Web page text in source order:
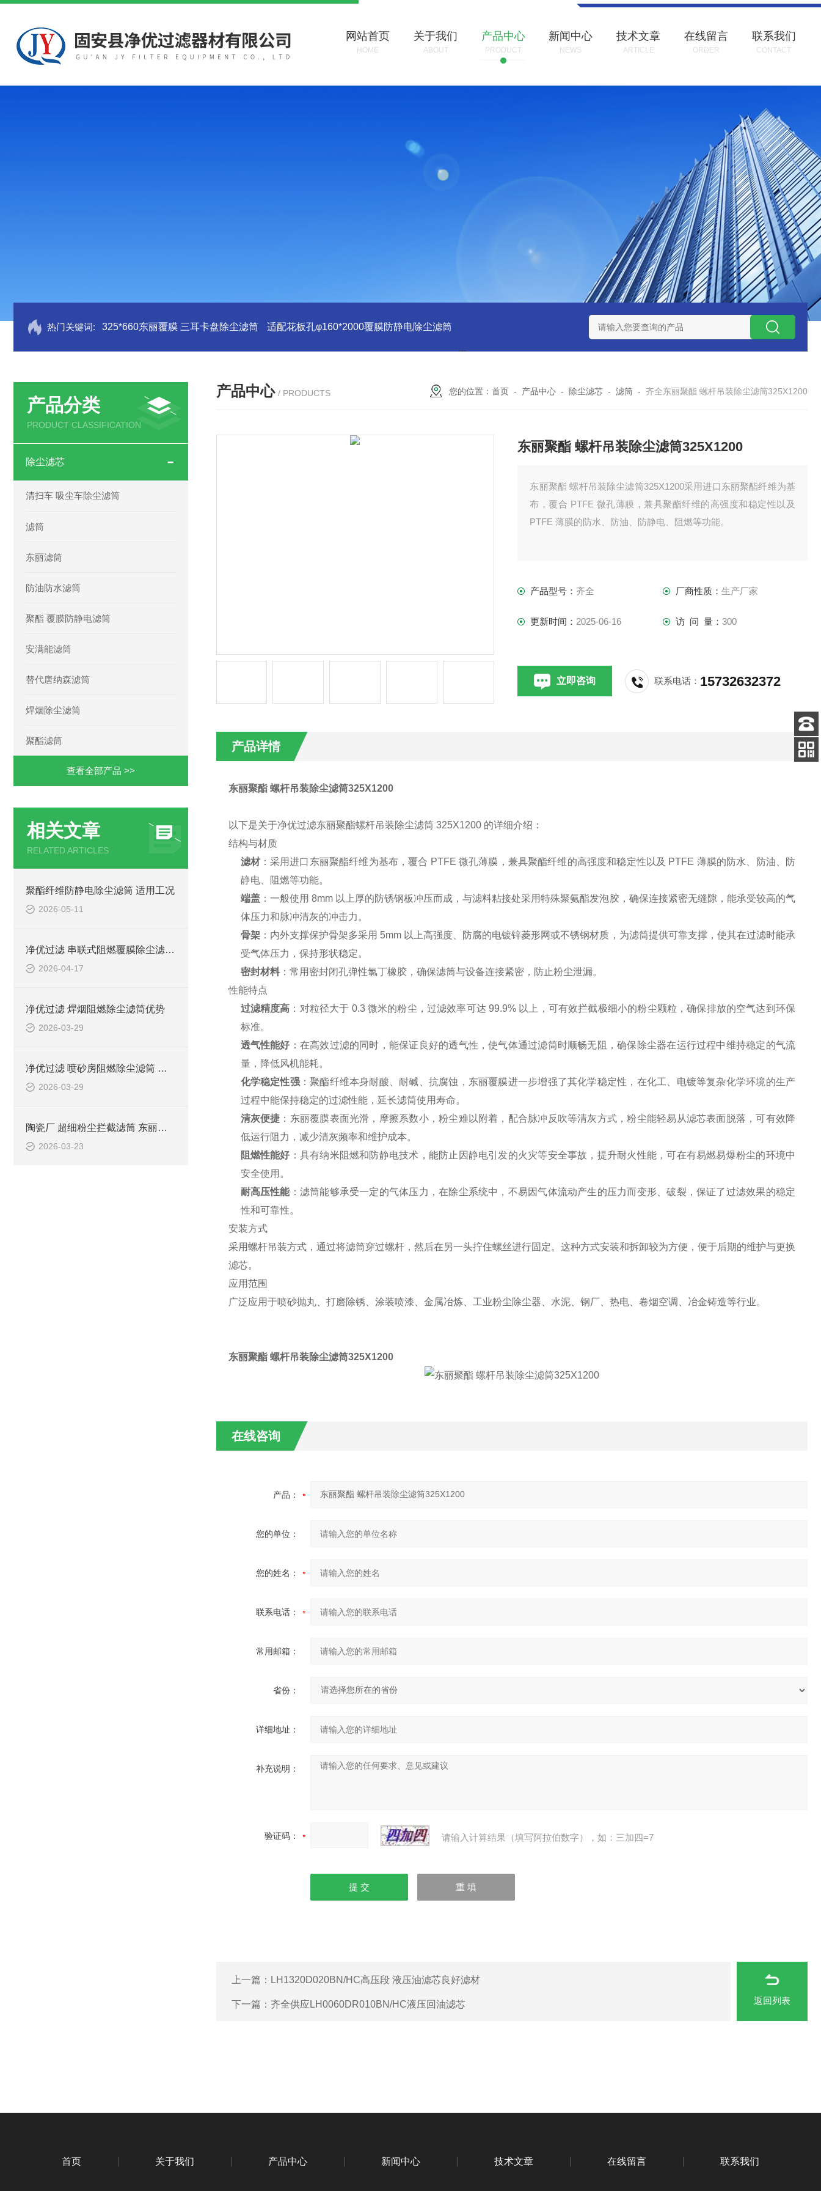
网站首页
HOME
关于我们
ABOUT
产品中心
PRODUCT
新闻中心
NEWS
技术文章
ARTICLE
在线留言
ORDER
联系我们
CONTACT
热门关键词: 325*660东丽覆膜 三耳卡盘除尘滤筒 适配花板孔φ160*2000覆膜防静电除尘滤筒 PU注胶 花板孔φ157*500防静电除尘滤芯 电焊车间 六耳快拆除尘滤筒 环保排放达
产品分类
PRODUCT CLASSIFICATION
除尘滤芯
清扫车 吸尘车除尘滤筒
滤筒
东丽滤筒
防油防水滤筒
聚酯 覆膜防静电滤筒
安满能滤筒
替代唐纳森滤筒
焊烟除尘滤筒
聚酯滤筒
查看全部产品 >>
相关文章
RELATED ARTICLES
聚酯纤维防静电除尘滤筒 适用工况
2026-05-11
净优过滤 串联式阻燃覆膜除尘滤筒介绍
2026-04-17
净优过滤 焊烟阻燃除尘滤筒优势
2026-03-29
净优过滤 喷砂房阻燃除尘滤筒 环保排放达标
2026-03-29
陶瓷厂 超细粉尘拦截滤筒 东丽覆膜滤材
2026-03-23
产品中心 / PRODUCTS 您的位置： 首页 - 产品中心 - 除尘滤芯 - 滤筒 - 齐全东丽聚酯 螺杆吊装除尘滤筒325X1200
东丽聚酯 螺杆吊装除尘滤筒325X1200
东丽聚酯 螺杆吊装除尘滤筒325X1200采用进口东丽聚酯纤维为基
布，覆合 PTFE 微孔薄膜，兼具聚酯纤维的高强度和稳定性以及
PTFE 薄膜的防水、防油、防静电、阻燃等功能。
产品型号： 齐全 厂商性质： 生产厂家
更新时间： 2025-06-16 访 问 量： 300
立即咨询 联系电话： 15732632372
产品详情
东丽聚酯 螺杆吊装除尘滤筒325X1200
以下是关于净优过滤东丽聚酯螺杆吊装除尘滤筒 325X1200 的详细介绍：
结构与材质
滤材：采用进口东丽聚酯纤维为基布，覆合 PTFE 微孔薄膜，兼具聚酯纤维的高强度和稳定性以及 PTFE 薄膜的防水、防油、防
静电、阻燃等功能。
端盖：一般使用 8mm 以上厚的防锈钢板冲压而成，与滤料粘接处采用特殊聚氨酯发泡胶，确保连接紧密无缝隙，能承受较高的气
体压力和脉冲清灰的冲击力。
骨架：内外支撑保护骨架多采用 5mm 以上高强度、防腐的电镀锌菱形网或不锈钢材质，为滤筒提供可靠支撑，使其在过滤时能承
受气体压力，保持形状稳定。
密封材料：常用密封闭孔弹性氯丁橡胶，确保滤筒与设备连接紧密，防止粉尘泄漏。
性能特点
过滤精度高 ：对粒径大于 0.3 微米的粉尘，过滤效率可达 99.9% 以上，可有效拦截极细小的粉尘颗粒，确保排放的空气达到环保
标准。
透气性能好：在高效过滤的同时，能保证良好的透气性，使气体通过滤筒时顺畅无阻，确保除尘器在运行过程中维持稳定的气流
量，降低风机能耗。
化学稳定性强：聚酯纤维本身耐酸、耐碱、抗腐蚀，东丽覆膜进一步增强了其化学稳定性，在化工、电镀等复杂化学环境的生产
过程中能保持稳定的过滤性能，延长滤筒使用寿命。
清灰便捷 ：东丽覆膜表面光滑，摩擦系数小，粉尘难以附着，配合脉冲反吹等清灰方式，粉尘能轻易从滤芯表面脱落，可有效降
低运行阻力，减少清灰频率和维护成本。
阻燃性能好：具有纳米阻燃和防静电技术，能防止因静电引发的火灾等安全事故，提升耐火性能，可在有易燃易爆粉尘的环境中
安全使用。
耐高压性能：滤筒能够承受一定的气体压力，在除尘系统中，不易因气体流动产生的压力而变形、破裂，保证了过滤效果的稳定
性和可靠性。
安装方式
采用螺杆吊装方式，通过将滤筒穿过螺杆，然后在另一头拧住螺丝进行固定。这种方式安装和拆卸较为方便，便于后期的维护与更换
滤芯。
应用范围
广泛应用于喷砂抛丸、打磨除锈、涂装喷漆、金属冶炼、工业粉尘除尘器、水泥、钢厂、热电、卷烟空调、冶金铸造等行业。
东丽聚酯 螺杆吊装除尘滤筒325X1200
在线咨询
产品：
您的单位：
您的姓名：
联系电话：
常用邮箱：
省份：
详细地址：
补充说明：
验证码： 请输入计算结果（填写阿拉伯数字），如：三加四=7
上一篇： LH1320D020BN/HC高压段 液压油滤芯良好滤材
下一篇： 齐全供应LH0060DR010BN/HC液压回油滤芯 返回列表
首页 关于我们 产品中心 新闻中心 技术文章 在线留言 联系我们
客服
电话